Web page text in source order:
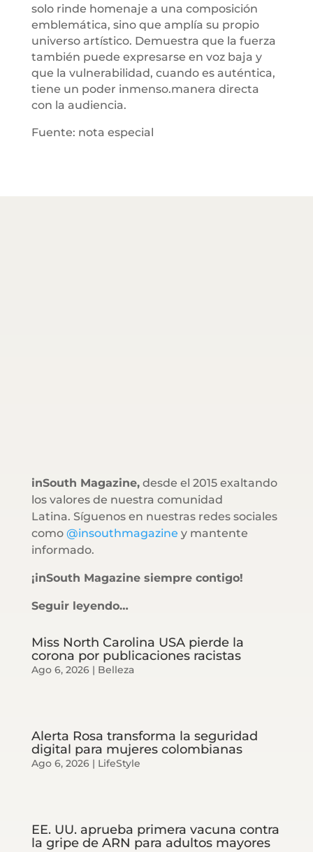
solo rinde homenaje a una composición
emblemática, sino que amplía su propio
universo artístico. Demuestra que la fuerza
también puede expresarse en voz baja y
que la vulnerabilidad, cuando es auténtica,
tiene un poder inmenso.manera directa
con la audiencia.
Fuente: nota especial
inSouth Magazine,desde el 2015 exaltando
los valores de nuestra comunidad
Latina. Síguenos en nuestras redes sociales
como @insouthmagazine y mantente
informado.
¡inSouth Magazine siempre contigo!
Seguir leyendo…
Miss North Carolina USA pierde la
corona por publicaciones racistas
Ago 6, 2026| Belleza
Alerta Rosa transforma la seguridad
digital para mujeres colombianas
Ago 6, 2026| LifeStyle
EE. UU. aprueba primera vacuna contra
la gripe de ARN para adultos mayores